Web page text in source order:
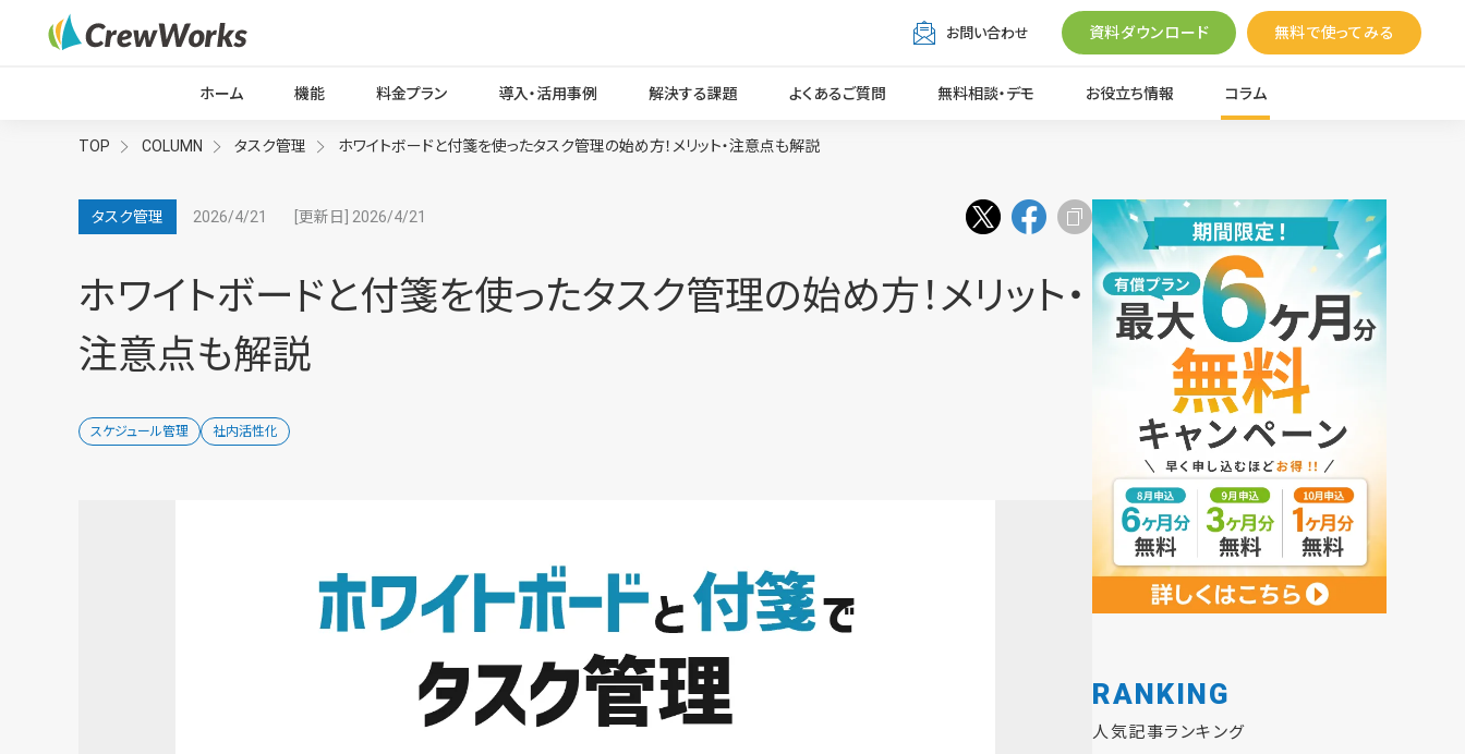
お問い合わせ 資料ダウンロード 無料で使ってみる
ホーム 機能 料金プラン 導入・活用事例 解決する課題 よくあるご質問 無料相談・デモ お役立ち情報 コラム
TOP COLUMN タスク管理 ホワイトボードと付箋を使ったタスク管理の始め方！メリット・注意点も解説
タスク管理 2026/4/21 [更新日] 2026/4/21
ホワイトボードと付箋を使ったタスク管理の始め方！メリット・
注意点も解説
スケジュール管理 社内活性化
RANKING
人気記事ランキング